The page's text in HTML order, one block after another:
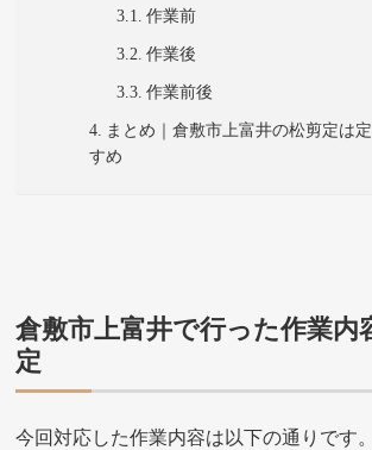
作業前
作業後
作業前後
まとめ｜倉敷市上富井の松剪定は
すめ
倉敷市上富井で行った作業内
定
今回対応した作業内容は以下の通りです。